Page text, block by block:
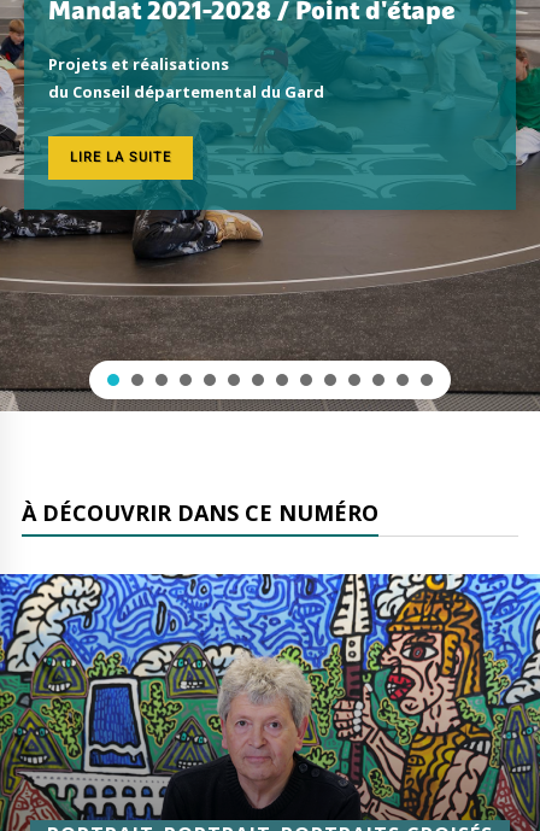
Mandat 2021-2028 / Point d'étape
Projets et réalisations
du Conseil départemental du Gard
LIRE LA SUITE
À DÉCOUVRIR DANS CE NUMÉRO
lire plus